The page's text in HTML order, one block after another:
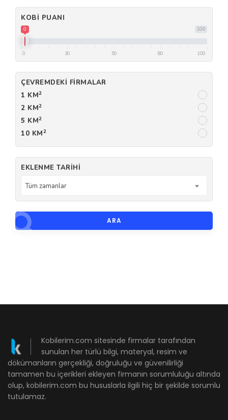
KOBI PUANI
100
0
0 30 50 80 100
ÇEVREMDEKI FIRMALAR
1 KM2
2 KM2
5 KM2
10 KM2
EKLENME TARIHI
Tüm zamanlar
ARA
Kobilerim.com sitesinde firmalar tarafından
sunulan her türlü bilgi, materyal, resim ve
dökümanların gerçekliği, doğruluğu ve güvenilirliği
tamamen bu içerikleri ekleyen firmanın sorumluluğu altında
olup, kobilerim.com bu hususlarla ilgili hiç bir şekilde sorumlu
tutulamaz.